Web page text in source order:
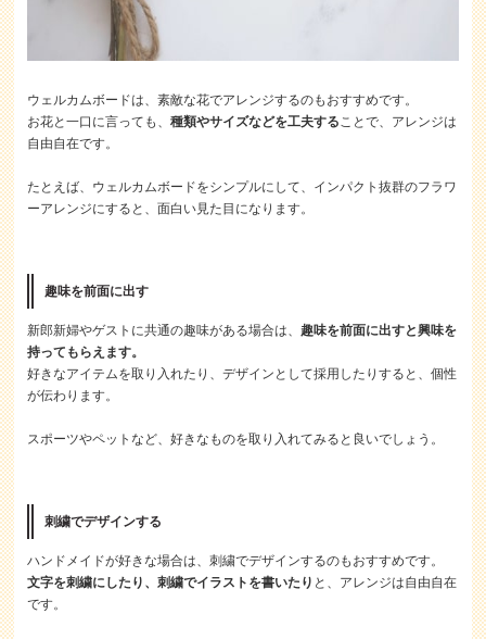
ウェルカムボードは、素敵な花でアレンジするのもおすすめです。
お花と一口に言っても、種類やサイズなどを工夫することで、アレンジは
自由自在です。
たとえば、ウェルカムボードをシンプルにして、インパクト抜群のフラワ
ーアレンジにすると、面白い見た目になります。
趣味を前面に出す
新郎新婦やゲストに共通の趣味がある場合は、趣味を前面に出すと興味を
持ってもらえます。
好きなアイテムを取り入れたり、デザインとして採用したりすると、個性
が伝わります。
スポーツやペットなど、好きなものを取り入れてみると良いでしょう。
刺繍でデザインする
ハンドメイドが好きな場合は、刺繍でデザインするのもおすすめです。
文字を刺繍にしたり、刺繍でイラストを書いたり と、アレンジは自由自在
です。